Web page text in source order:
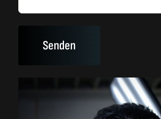
Alternative: